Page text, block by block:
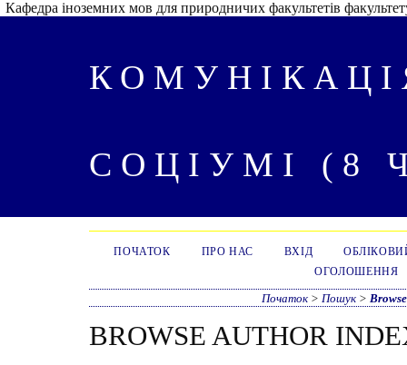
Кафедра іноземних мов для природничих факультетів
СОЦІУМІ (8
ПОЧАТОК ПРО НАС ВХІД
ОГОЛОШЕННЯ
Початок > Пошук >
BROWSE AUTHOR